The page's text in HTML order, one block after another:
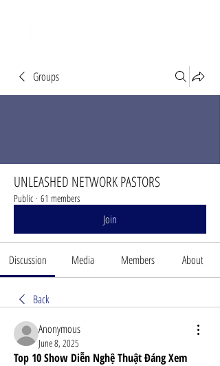
Groups
UNLEASHED NETWORK PASTORS
Public · 61 members
Join
Discussion Media Members About
Back
Anonymous
June 8, 2025
Top 10 Show Diễn Nghệ Thuật Đáng Xem